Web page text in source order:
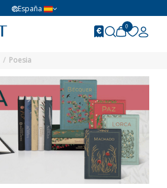
España
0
Poesia